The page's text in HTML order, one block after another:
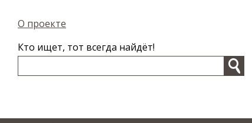
О проекте
Кто ищет, тот всегда найдёт!